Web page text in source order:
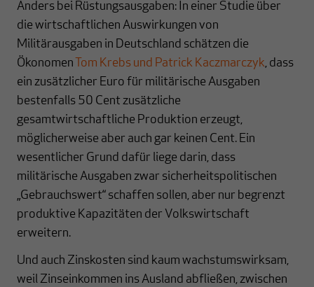
Anders bei Rüstungsausgaben: In einer Studie über
die wirtschaftlichen Auswirkungen von
Militärausgaben in Deutschland schätzen die
Ökonomen
Tom Krebs und Patrick Kaczmarczyk, dass
ein zusätzlicher Euro für militärische Ausgaben
bestenfalls 50 Cent zusätzliche
gesamtwirtschaftliche Produktion erzeugt,
möglicherweise aber auch gar keinen Cent. Ein
wesentlicher Grund dafür liege darin, dass
militärische Ausgaben zwar sicherheitspolitischen
„Gebrauchswert“ schaffen sollen, aber nur begrenzt
produktive Kapazitäten der Volkswirtschaft
erweitern.
Und auch Zinskosten sind kaum wachstumswirksam,
weil Zinseinkommen ins Ausland abfließen, zwischen